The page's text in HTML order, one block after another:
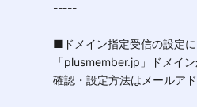
-----
■ドメイン指定受信の設定
「plusmember.jp」ドメイ
確認・設定方法はメールア